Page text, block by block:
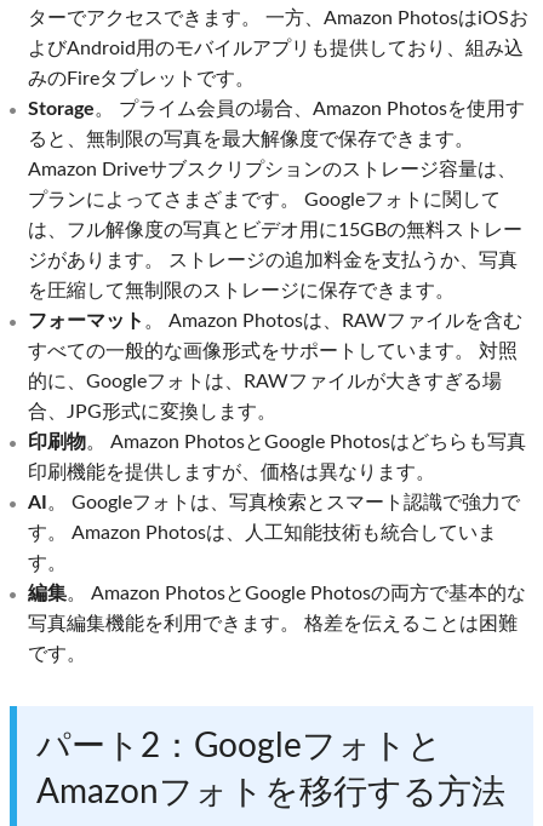
ターでアクセスできます。 一方、Amazon PhotosはiOSお
よびAndroid用のモバイルアプリも提供しており、組み込
みのFireタブレットです。
Storage。 プライム会員の場合、Amazon Photosを使用す
ると、無制限の写真を最大解像度で保存できます。
Amazon Driveサブスクリプションのストレージ容量は、
プランによってさまざまです。 Googleフォトに関して
は、フル解像度の写真とビデオ用に15GBの無料ストレー
ジがあります。 ストレージの追加料金を支払うか、写真
を圧縮して無制限のストレージに保存できます。
フォーマット 。 Amazon Photosは、RAWファイルを含む
すべての一般的な画像形式をサポートしています。 対照
的に、Googleフォトは、RAWファイルが大きすぎる場
合、JPG形式に変換します。
印刷物。 Amazon PhotosとGoogle Photosはどちらも写真
印刷機能を提供しますが、価格は異なります。
AI 。 Googleフォトは、写真検索とスマート認識で強力で
す。 Amazon Photosは、人工知能技術も統合していま
す。
編集。 Amazon PhotosとGoogle Photosの両方で基本的な
写真編集機能を利用できます。 格差を伝えることは困難
です。
パート2：Googleフォトと
Amazonフォトを移行する方法